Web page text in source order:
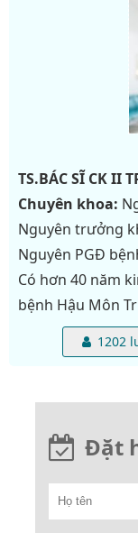
TS.BÁC SĨ CK II
Chuyên khoa:
Nguyên trưởng
Nguyên PGĐ
Có hơn 40 năm
bệnh Hậu Môn
1202
Đặt